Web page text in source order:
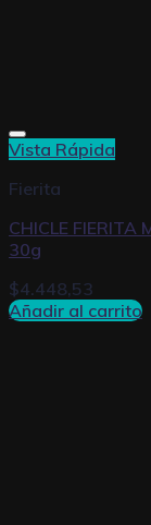
Vista Rápida
Fierita
CHICLE FIERITA
30g
$4.448,53
Añadir al carrito